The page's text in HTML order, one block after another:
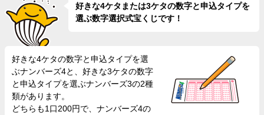
好きな4ケタまたは3ケタの数字と申込タイプを
選ぶ数字選択式宝くじです！
好きな4ケタの数字と申込タイプを選
ぶナンバーズ4と、好きな3ケタの数字
と申込タイプを選ぶナンバーズ3の2種
類があります。
どちらも1口200円で、ナンバーズ4の